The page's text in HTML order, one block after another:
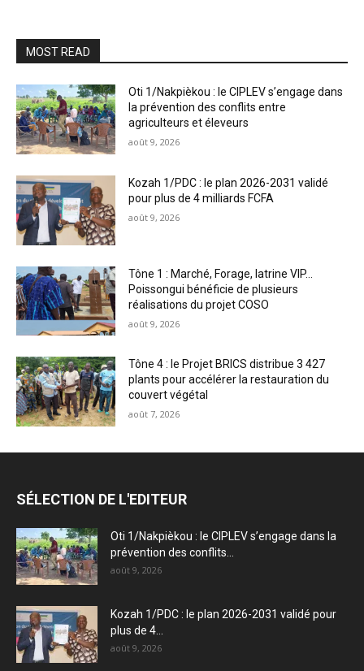
MOST READ
Oti 1/Nakpièkou : le CIPLEV s’engage dans
la prévention des conflits entre
agriculteurs et éleveurs
août 9, 2026
Kozah 1/PDC : le plan 2026-2031 validé
pour plus de 4 milliards FCFA
août 9, 2026
Tône 1 : Marché, Forage, latrine VIP…
Poissongui bénéficie de plusieurs
réalisations du projet COSO
août 9, 2026
Tône 4 : le Projet BRICS distribue 3 427
plants pour accélérer la restauration du
couvert végétal
août 7, 2026
SÉLECTION DE L'EDITEUR
Oti 1/Nakpièkou : le CIPLEV s’engage dans la
prévention des conflits...
août 9, 2026
Kozah 1/PDC : le plan 2026-2031 validé pour
plus de 4...
août 9, 2026